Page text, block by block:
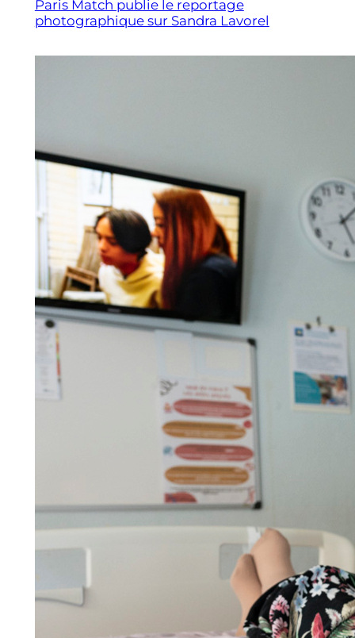
Paris Match publie le reportage
photographique sur Sandra Lavorel